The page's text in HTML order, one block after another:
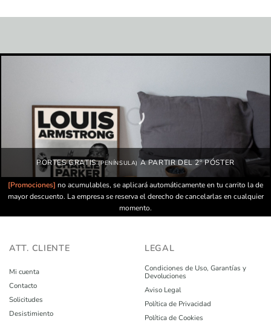
PORTES GRATIS(PENÍNSULA) A PARTIR DEL 2º PÓSTER
[Promociones] no acumulables, se aplicará automáticamente en tu carrito la de
mayor descuento. La empresa se reserva el derecho de cancelarlas en cualquier
momento.
ATT. CLIENTE
Mi cuenta
Contacto
Solicitudes
Desistimiento
LEGAL
Condiciones de Uso, Garantías y
Devoluciones
Aviso Legal
Política de Privacidad
Política de Cookies